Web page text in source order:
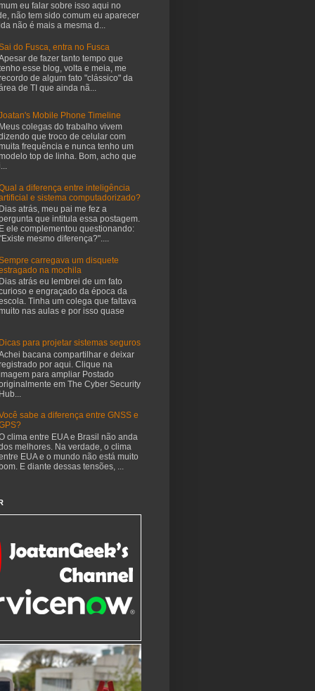
eu falar sobre isso aqui no
não tem sido comum eu aparecer
não é mais a mesma d...
do Fusca, entra no Fusca
de fazer tanto tempo que
esse blog, volta e meia, me
de algum fato "clássico" da
de TI que ainda nã...
Mobile Phone Timeline
Meus colegas do trabalho vivem
que troco de celular com
frequência e nunca tenho um
top de linha. Bom, acho que
a diferença entre inteligência
e sistema computadorizado?
Dias atrás, meu pai me fez a
que intitula essa postagem.
E ele complementou questionando:
mesmo diferença?"....
carregava um disquete
na mochila
Dias atrás eu lembrei de um fato
e engraçado da época da
Tinha um colega que faltava
nas aulas e por isso quase
Dicas para projetar sistemas seguros
bacana compartilhar e deixar
por aqui. Clique na
para ampliar Postado
em The Cyber Security
Hub...
sabe a diferença entre GNSS e
clima entre EUA e Brasil não anda
melhores. Na verdade, o clima
EUA e o mundo não está muito
E diante dessas tensões, ...